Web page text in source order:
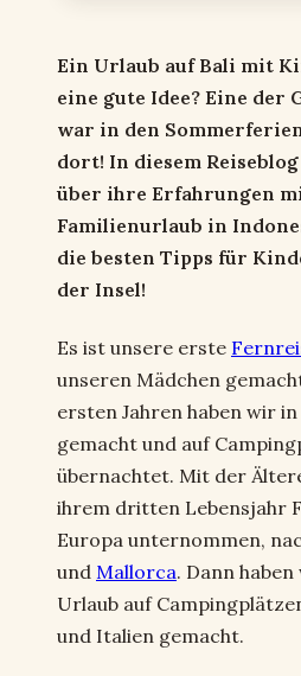
Ein Urlaub auf Bali mit
eine gute Idee? Eine der
war in den
dort! In diesem
über ihre Erfahrungen
Familienurlaub in
die besten Tipps für
der Insel!
Es ist unsere erste
unseren Mädchen
ersten Jahren haben wir
gemacht und auf
übernachtet. Mit der
ihrem dritten Lebensjahr
Europa unternommen,
und Mallorca. Dann
Urlaub auf
und Italien gemacht.